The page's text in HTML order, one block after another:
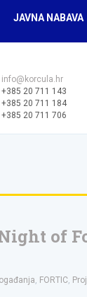
JAVNA NABAVA
info@korcula.hr
+385 20 711 143
+385 20 711 184
+385 20 711 706
of
FORTIC